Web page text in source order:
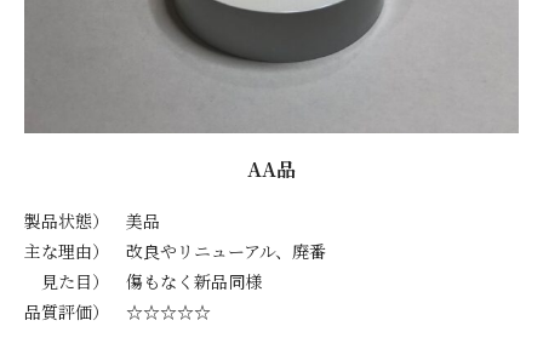
AA品
製品状態） 美品
主な理由） 改良やリニューアル、廃番
見た目） 傷もなく新品同様
品質評価） ☆☆☆☆☆